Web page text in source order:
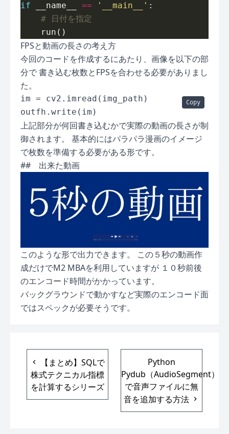
if __name__ == '__main__'
# 日付を指定
FPSと動画の長さの考え方
今回のコードを作成するにあたり、画像を以下の部
分で 書き込む枚数とFPSを合わせる必要がありまし
た。
im = cv2.imread(img_path)
Copy
上記部分が何回書き込むかで実際の動画の長さが制
御されます。 基本的にはパラパラ漫画のイメージ
で枚数を準備する必要がある形です。
## 出来た動画
このような形で出力できます。 この５秒の動画作
成だけでM2 MBAを利用していますが １０秒前後
のエンコード時間がかかっています。
バックグラウンドで動かすなど実際のエンコード面
ではスペックが必要そうです。
【まとめ】SQLで
株式テクニカル指標
を計算するシリーズ
Python
Pydub（AudioSegment）
で音声ファイルに無
音を追加する方法